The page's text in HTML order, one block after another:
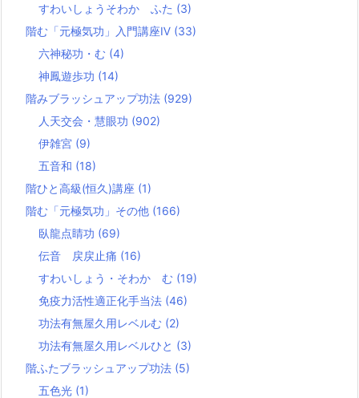
すわいしょうそわか ふた (3)
階む「元極気功」入門講座Ⅳ (33)
六神秘功・む (4)
神鳳遊歩功 (14)
階みブラッシュアップ功法 (929)
人天交会・慧眼功 (902)
伊雑宮 (9)
五音和 (18)
階ひと高級(恒久)講座 (1)
階む「元極気功」その他 (166)
臥龍点睛功 (69)
伝音 戻戻止痛 (16)
すわいしょう・そわか む (19)
免疫力活性適正化手当法 (46)
功法有無屋久用レベルむ (2)
功法有無屋久用レベルひと (3)
階ふたブラッシュアップ功法 (5)
五色光 (1)